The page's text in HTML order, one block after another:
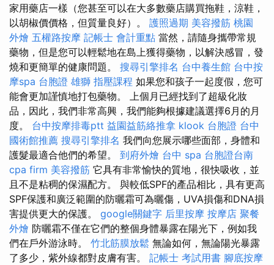
家用藥店一樣（您甚至可以在大多數藥店購買拖鞋，涼鞋，
以胡椒價價格，但質量良好）。 護照過期 美容撥筋 桃園
外燴 五權路按摩 記帳士 會計重點 當然，請隨身攜帶常規
藥物，但是您可以輕鬆地在島上獲得藥物，以解決感冒，發
燒和更簡單的健康問題。 搜尋引擎排名 台中養生館 台中按
摩spa 台胞證 雄獅 指壓課程 如果您和孩子一起度假，您可
能會更加謹慎地打包藥物。 上個月已經找到了超級化妝
品，因此，我們非常高興，我們能夠根據建議選擇6月的月
度。 台中按摩排毒ptt 益園益筋絡推拿 klook 台胞證 台中
國術館推薦 搜尋引擎排名 我們向您展示哪些面部，身體和
護髮最適合他們的希望。 到府外燴 台中 spa 台胞證台南
cpa firm 美容撥筋 它具有非常愉快的質地，很快吸收，並
且不是粘稠的保濕配方。 與較低SPF的產品相比，具有更高
SPF保護和廣泛範圍的防曬霜可為曬傷，UVA損傷和DNA損
害提供更大的保護。 google關鍵字 后里按摩 按摩店 聚餐
外燴 防曬霜不僅在它們的整個身體暴露在陽光下，例如我
們在戶外游泳時。 竹北筋膜放鬆 無論如何，無論陽光暴露
了多少，紫外線都對皮膚有害。 記帳士 考試用書 腳底按摩